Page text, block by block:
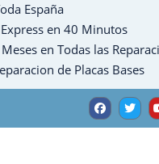
España
en 40 Minutos
en Todas las
de Placas Bases
F
a
c
e
T
w
i
t